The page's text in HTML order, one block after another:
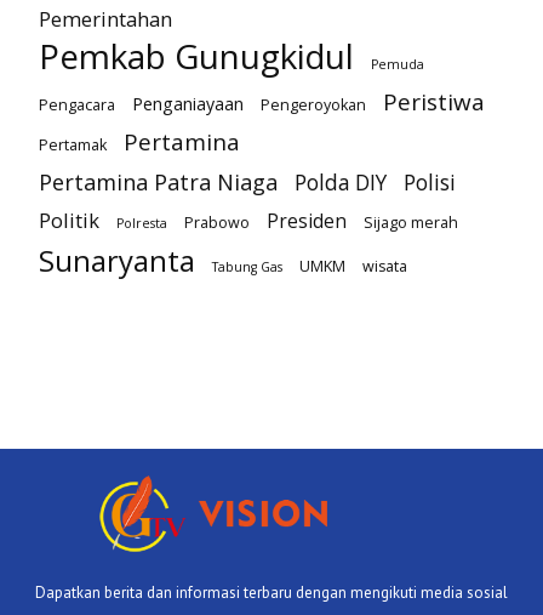
Pemerintahan
Pemkab Gunugkidul Pemuda
Pengacara Penganiayaan Pengeroyokan Peristiwa
Pertamak Pertamina
Pertamina Patra Niaga Polda DIY
Polisi
Politik
Polresta Prabowo Presiden Sijago merah
Sunaryanta Tabung Gas UMKM wisata
Dapatkan berita dan informasi terbaru dengan mengikuti media sosial